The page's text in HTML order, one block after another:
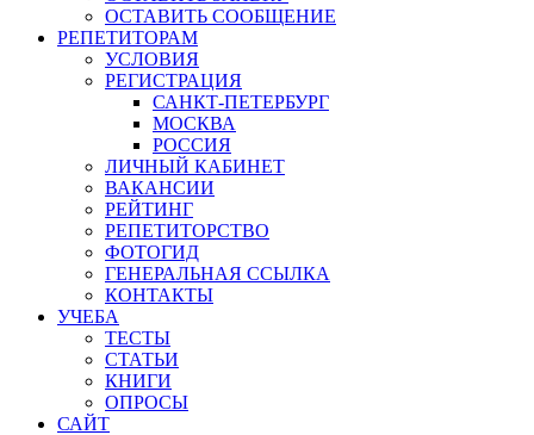
ОСТАВИТЬ СООБЩЕНИЕ
РЕПЕТИТОРАМ
УСЛОВИЯ
РЕГИСТРАЦИЯ
САНКТ-ПЕТЕРБУРГ
МОСКВА
РОССИЯ
ЛИЧНЫЙ КАБИНЕТ
ВАКАНСИИ
РЕЙТИНГ
РЕПЕТИТОРСТВО
ФОТОГИД
ГЕНЕРАЛЬНАЯ ССЫЛКА
КОНТАКТЫ
УЧЕБА
ТЕСТЫ
СТАТЬИ
КНИГИ
ОПРОСЫ
САЙТ